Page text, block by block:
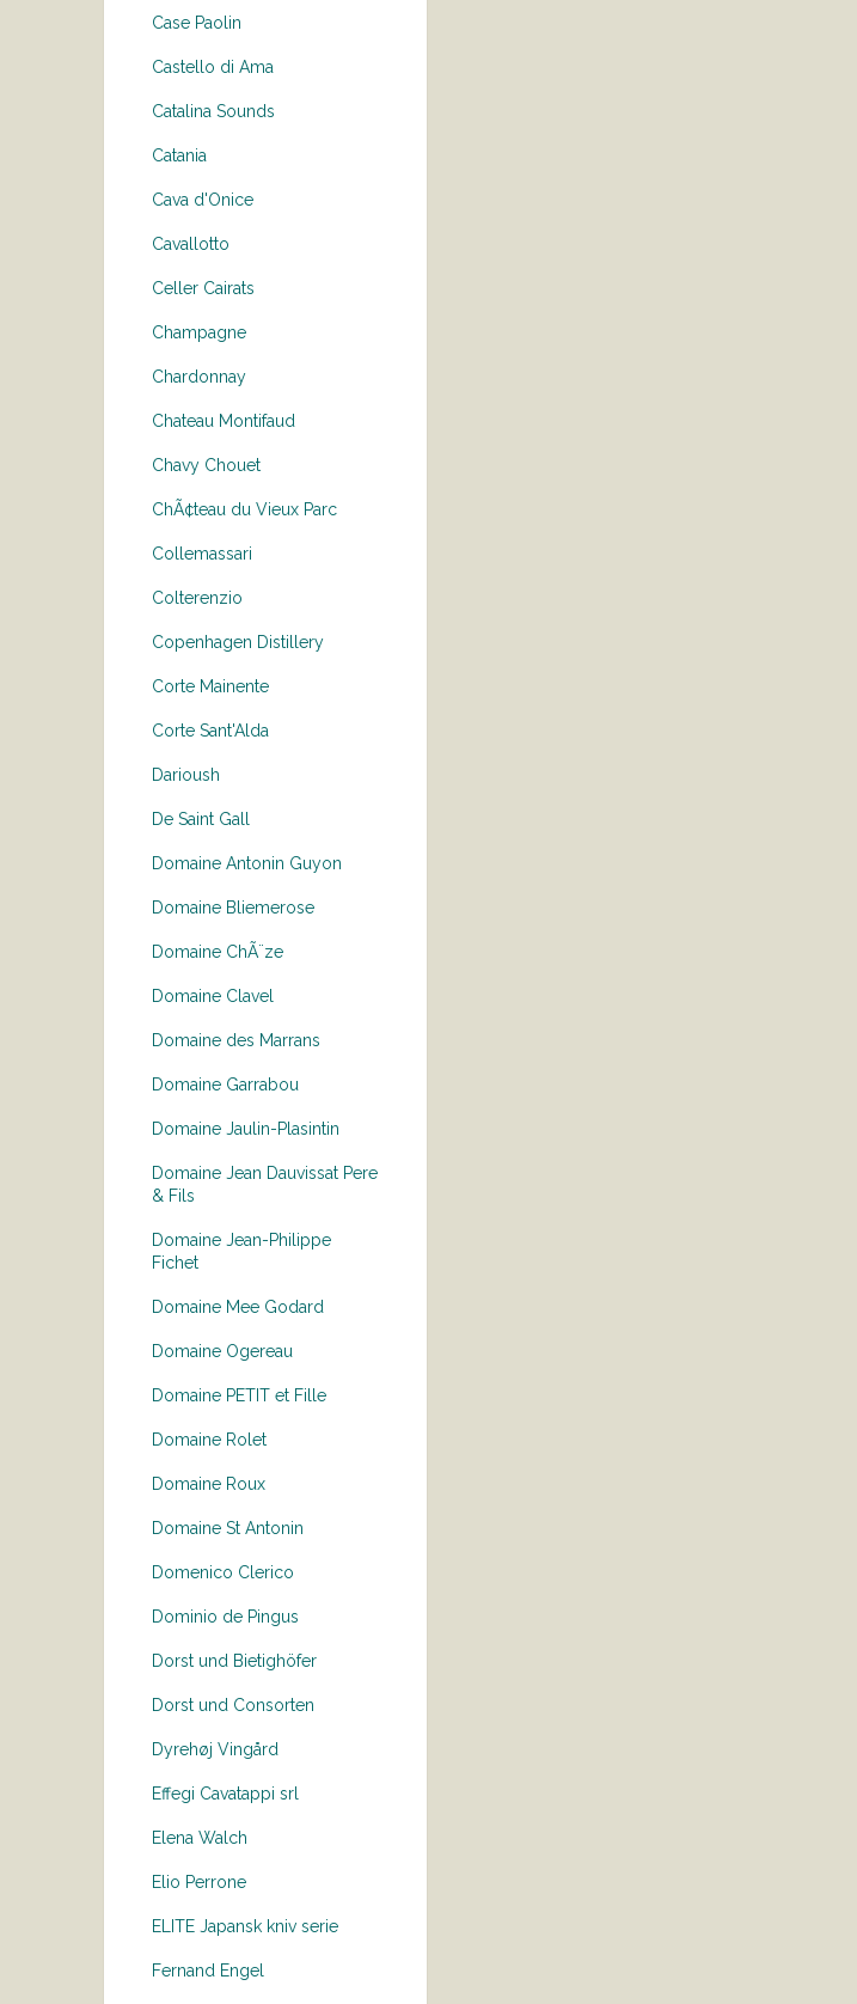
Case Paolin
Castello di Ama
Catalina Sounds
Catania
Cava d'Onice
Cavallotto
Celler Cairats
Champagne
Chardonnay
Chateau Montifaud
Chavy Chouet
ChÃ¢teau du Vieux Parc
Collemassari
Colterenzio
Copenhagen Distillery
Corte Mainente
Corte Sant'Alda
Darioush
De Saint Gall
Domaine Antonin Guyon
Domaine Bliemerose
Domaine ChÃ¨ze
Domaine Clavel
Domaine des Marrans
Domaine Garrabou
Domaine Jaulin-Plasintin
Domaine Jean Dauvissat Pere
& Fils
Domaine Jean-Philippe
Fichet
Domaine Mee Godard
Domaine Ogereau
Domaine PETIT et Fille
Domaine Rolet
Domaine Roux
Domaine St Antonin
Domenico Clerico
Dominio de Pingus
Dorst und Bietighöfer
Dorst und Consorten
Dyrehøj Vingård
Effegi Cavatappi srl
Elena Walch
Elio Perrone
ELITE Japansk kniv serie
Fernand Engel